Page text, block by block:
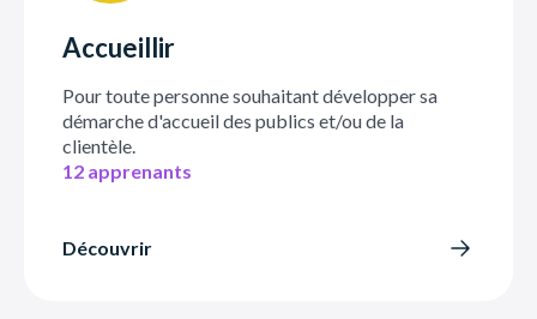
Accueillir
Pour toute personne souhaitant développer sa
démarche d'accueil des publics et/ou de la
clientèle.
12 apprenants
Découvrir